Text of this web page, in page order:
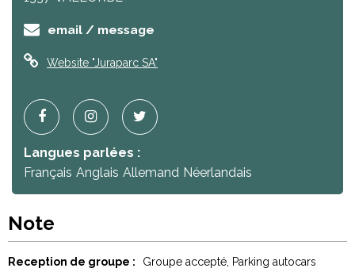
email / message
Website "Juraparc SA"
Langues parlées :
Français Anglais Allemand Néerlandais
Note
Reception de groupe : Groupe accepté Parking autocars